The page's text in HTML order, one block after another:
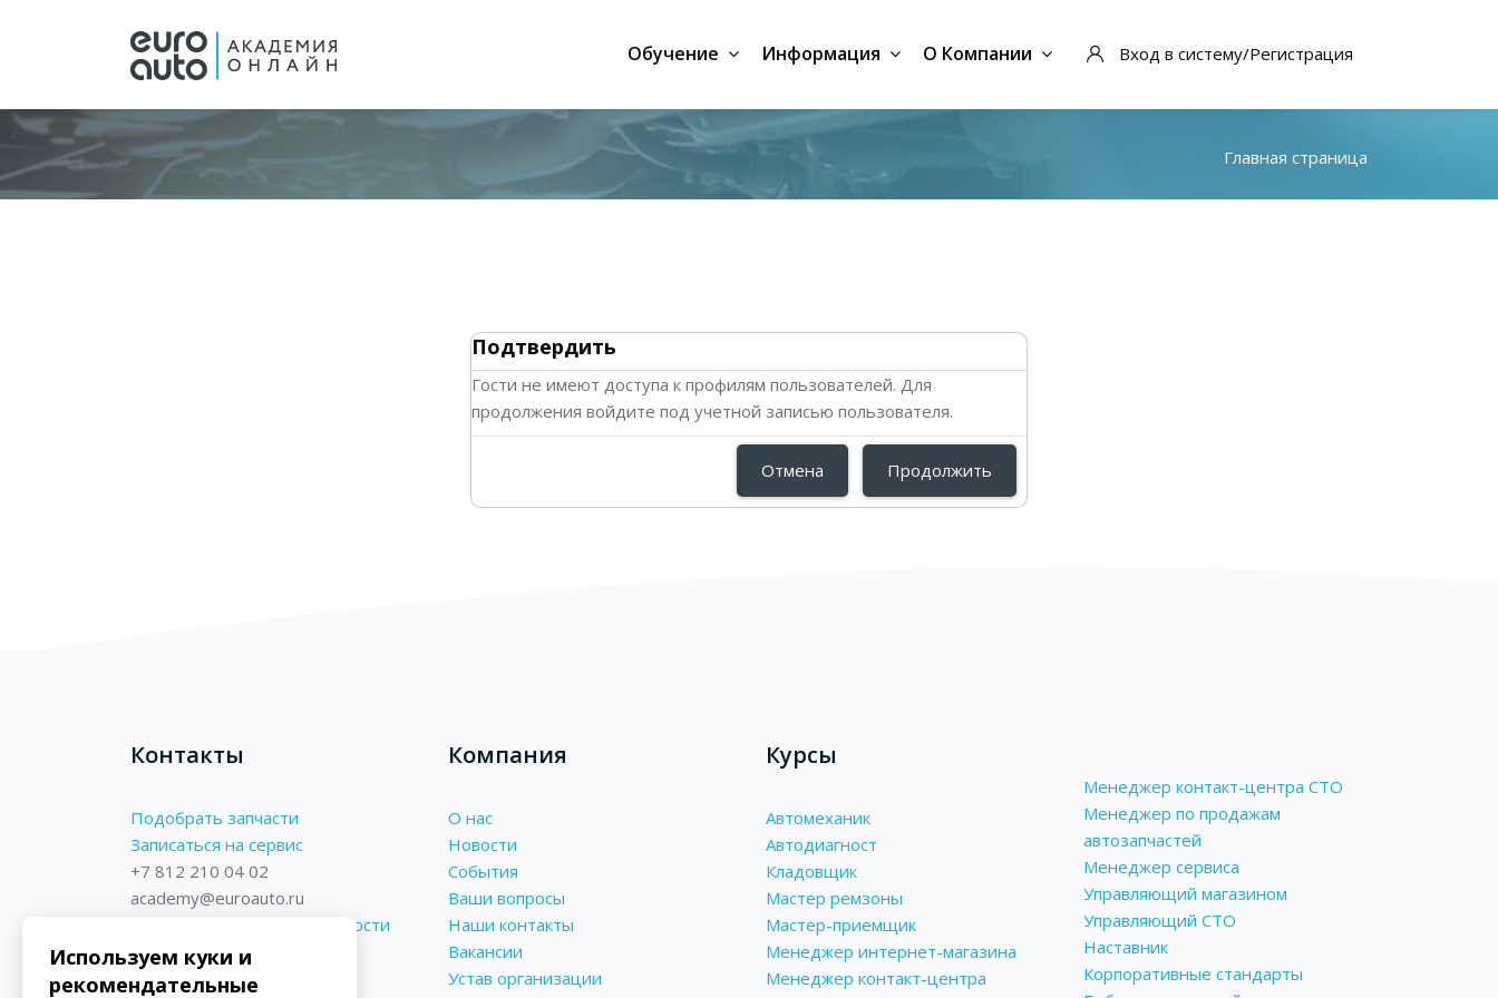
Обучение Информация О Компании Вход в систему/Регистрация
Главная страница
Подтвердить
Гости не имеют доступа к профилям пользователей. Для
продолжения войдите под учетной записью пользователя.
Отмена Продолжить
Контакты
Подобрать запчасти
Записаться на сервис
+7 812 210 04 02
academy@euroauto.ru
Политика конфиденциальности
Реквизиты
Форма обратной связи
Компания
О нас
Новости
События
Ваши вопросы
Наши контакты
Вакансии
Устав организации
Курсы
Автомеханик
Автодиагност
Кладовщик
Мастер ремзоны
Мастер-приемщик
Менеджер интернет-магазина
Менеджер контакт-центра
Менеджер контакт-центра СТО
Менеджер по продажам
автозапчастей
Менеджер сервиса
Управляющий магазином
Управляющий СТО
Наставник
Корпоративные стандарты
Используем куки и
рекомендательные